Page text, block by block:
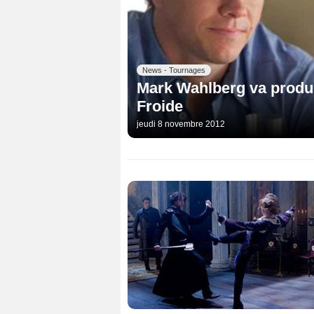
News - Tournages
Mark Wahlberg va
Froide
jeudi 8 novembre 2012